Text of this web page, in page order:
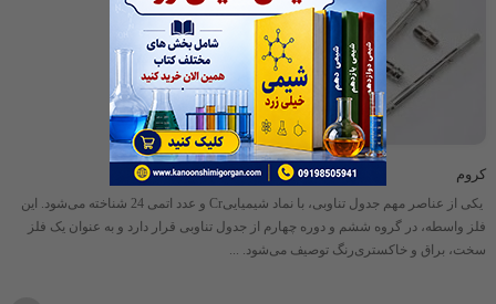
کروم
یکی از عناصر مهم جدول تناوبی، با نماد شیمیاییCr و عدد اتمی 24 شناخته می‌شود. این
فلز واسطه، در گروه ششم و دوره چهارم از جدول تناوبی قرار دارد و به عنوان یک فلز
سخت، براق و خاکستری‌رنگ توصیف می‌شود. ...